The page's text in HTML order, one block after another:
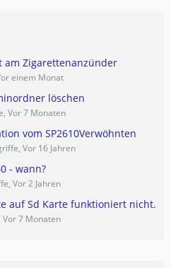
am Zigarettenanzünder
einem Monat
löschen
Vor 7 Monaten
vom SP2610Verwöhnten
Vor 16 Jahren
- wann?
Vor 2 Jahren
auf Sd Karte funktioniert nicht.
7 Monaten